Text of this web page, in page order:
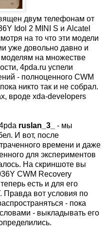
двум телефонам от
Idol 2 MINI S и Alcatel
на то что эти модели
уже довольно давно и
на множестве
4pda.ru успели
- полноценного CWM
никто так и не собрал.
вроде xda-developers
ruslan_3_
- мы
И вот, после
времени и даже
для экспериментов
На скриншоте вы
CWM Recovery
есть и для его
Правда вот условия по
- пока
- выкладывать его